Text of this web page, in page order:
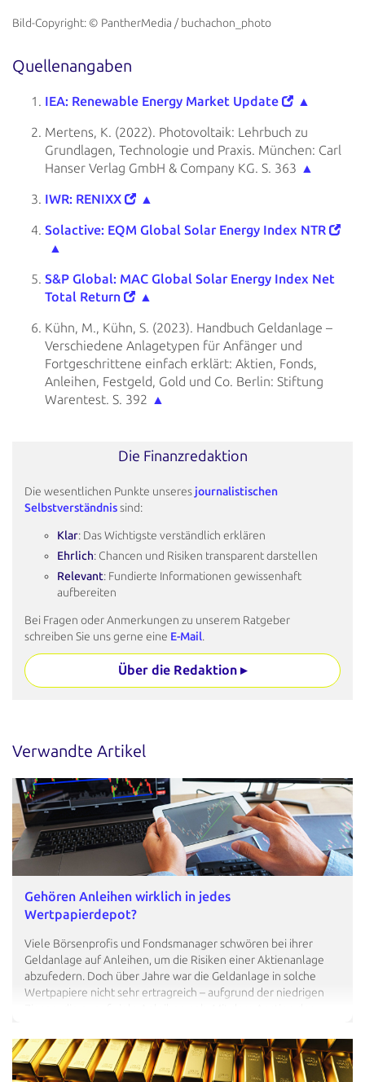
Bild-Copyright: © PantherMedia / buchachon_photo
Quellenangaben
IEA: Renewable Energy Market Update
▲
Mertens, K. (2022). Photovoltaik: Lehrbuch zu
Grundlagen, Technologie und Praxis. München: Carl
Hanser Verlag GmbH & Company KG. S. 363 ▲
IWR: RENIXX
▲
Solactive: EQM Global Solar Energy Index NTR
▲
S&P Global: MAC Global Solar Energy Index Net
Total Return
▲
Kühn, M., Kühn, S. (2023). Handbuch Geldanlage –
Verschiedene Anlagetypen für Anfänger und
Fortgeschrittene einfach erklärt: Aktien, Fonds,
Anleihen, Festgeld, Gold und Co. Berlin: Stiftung
Warentest. S. 392 ▲
Die Finanzredaktion
Die wesentlichen Punkte unseres journalistischen
Selbstverständnissind:
Klar: Das Wichtigste verständlich erklären
Ehrlich: Chancen und Risiken transparent darstellen
Relevant: Fundierte Informationen gewissenhaft
aufbereiten
Bei Fragen oder Anmerkungen zu unserem Ratgeber
schreiben Sie uns gerne eine E-Mail.
Über die Redaktion ▸
Verwandte Artikel
Gehören Anleihen wirklich in jedes
Wertpapierdepot?
Viele Börsenprofis und Fondsmanager schwören bei ihrer
Geldanlage auf Anleihen, um die Risiken einer Aktienanlage
abzufedern. Doch über Jahre war die Geldanlage in solche
Wertpapiere nicht sehr ertragreich – aufgrund der niedrigen
geworden. Doch sind sie wirklich eine Alternative zu Festgeld
oder Geldmarktfonds? Wir zeigen es Ihnen – und erklären, was
Sie sonst alles zu einem Investment in Anleihen wissen sollten.